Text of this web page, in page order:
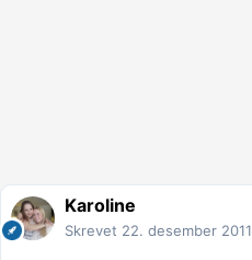
Karoline
Skrevet 22. desember 2011